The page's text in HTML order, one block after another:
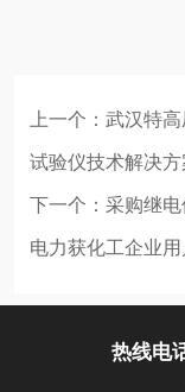
上一个： 武汉特
试验仪技术解决
下一个： 采购继
电力获化工企业
热线电